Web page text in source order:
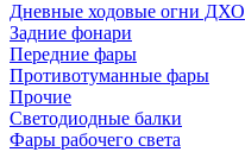
Дневные ходовые огни ДХО
Задние фонари
Передние фары
Противотуманные фары
Прочие
Светодиодные балки
Фары рабочего света